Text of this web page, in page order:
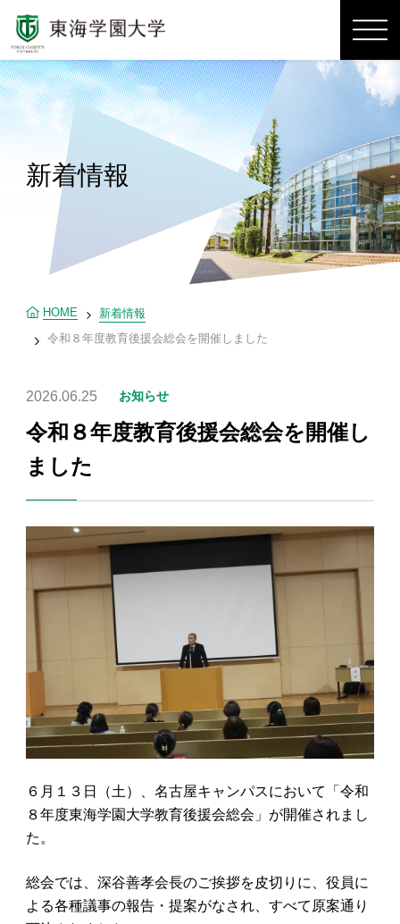
新着情報
HOME
新着情報
令和８年度教育後援会総会を開催しました
2026.06.25 お知らせ
令和８年度教育後援会総会を開催し
ました
６月１３日（土）、名古屋キャンパスにおいて「令和
８年度東海学園大学教育後援会総会」が開催されまし
た。
総会では、深谷善孝会長のご挨拶を皮切りに、役員に
よる各種議事の報告・提案がなされ、すべて原案通り